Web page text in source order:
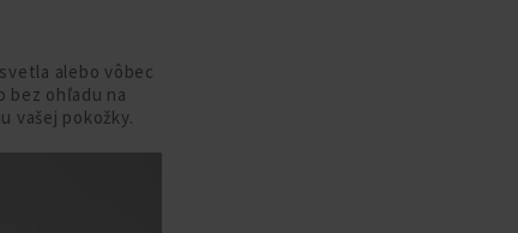
alebo vôbec
bez ohľadu na
vašej pokožky.